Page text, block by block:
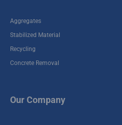
Aggregates
Stabilized Material
Recycling
Concrete Removal
Our Company